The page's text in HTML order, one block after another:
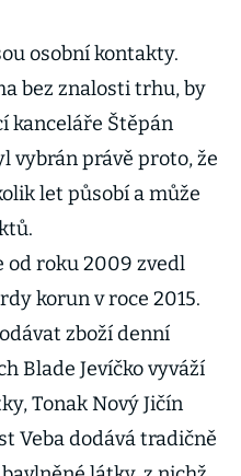
osobní kontakty.
bez znalosti trhu, by
kanceláře Štěpán
vybrán právě proto, že
let působí a může
od roku 2009 zvedl
korun v roce 2015.
zboží denní
Blade Jevíčko vyváží
Tonak Nový Jičín
Veba dodává tradičně